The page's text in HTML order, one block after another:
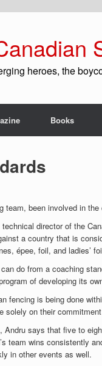
heroes, the
Books
team, been involved in
director of the
a country that is
épee, foil, and ladies’
do from a coaching
of developing its
fencing is being done
solely on their
says that five to
team wins consistently
in other events as well.